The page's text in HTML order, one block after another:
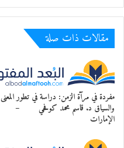
مقالات ذات صلة
مفردة في مرآة الزمن: دراسة في تطور المعنى
والسياق د. قاسم محمد كوفحي –
الإمارات